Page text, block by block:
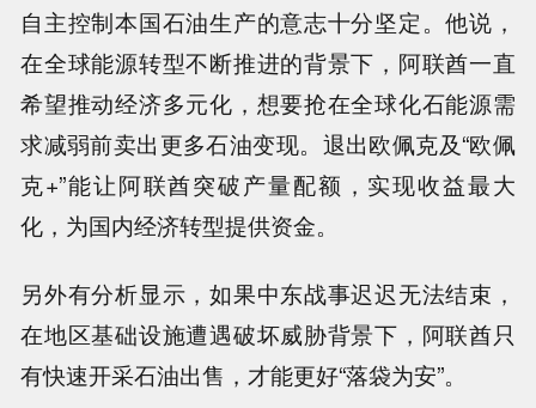
自主控制本国石油生产的意志十分坚定。他说，
在全球能源转型不断推进的背景下，阿联酋一直
希望推动经济多元化，想要抢在全球化石能源需
求减弱前卖出更多石油变现。退出欧佩克及“欧佩
克+”能让阿联酋突破产量配额，实现收益最大
化，为国内经济转型提供资金。
另外有分析显示，如果中东战事迟迟无法结束，
在地区基础设施遭遇破坏威胁背景下，阿联酋只
有快速开采石油出售，才能更好“落袋为安”。